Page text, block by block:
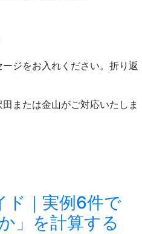
ジをお入れください。折り返
または金山がご対応いたしま
ド｜実例6件で
」を計算する